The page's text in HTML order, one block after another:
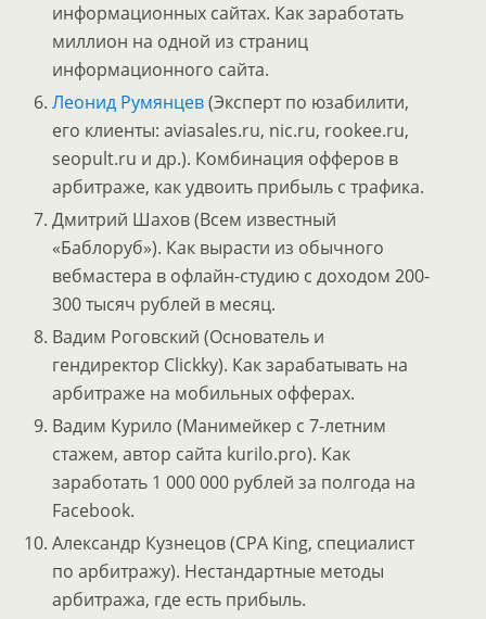
информационных сайтах. Как заработать
миллион на одной из страниц
информационного сайта.
Леонид Румянцев(Эксперт по юзабилити,
его клиенты: aviasales.ru, nic.ru, rookee.ru,
seopult.ru и др.). Комбинация офферов в
арбитраже, как удвоить прибыль с трафика.
Дмитрий Шахов (Всем известный
«Баблоруб»). Как вырасти из обычного
вебмастера в офлайн-студию с доходом 200-
300 тысяч рублей в месяц.
Вадим Роговский (Основатель и
гендиректор Clickky). Как зарабатывать на
арбитраже на мобильных офферах.
Вадим Курило (Манимейкер с 7-летним
стажем, автор сайта kurilo.pro). Как
заработать 1 000 000 рублей за полгода на
Facebook.
Александр Кузнецов (CPA King, специалист
по арбитражу). Нестандартные методы
арбитража, где есть прибыль.